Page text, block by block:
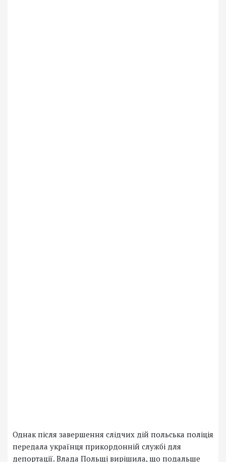
Однак після завершення слідчих дій польська поліція
передала українця прикордонній службі для
депортації. Влада Польщі вирішила, що подальше